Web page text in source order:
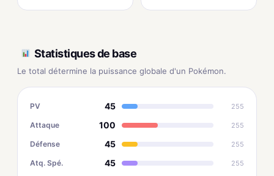
Statistiques de base
Le total détermine la puissance globale d'un Pokémon.
PV 45 255
Attaque 100 255
Défense 45 255
Atq. Spé. 45 255